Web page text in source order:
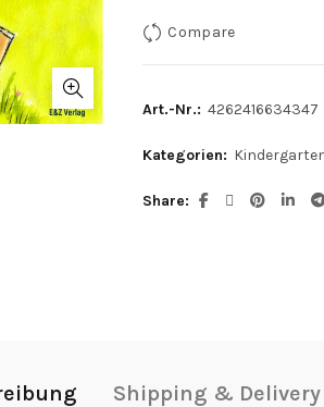
Compare
Art.-Nr.: 4262416634347
Kategorien:
Share
Shipping & Delivery